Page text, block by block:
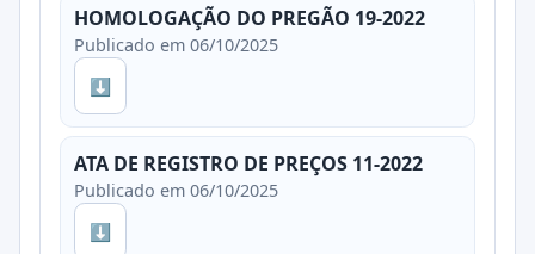
HOMOLOGAÇÃO DO PREGÃO 19-2022
Publicado em 06/10/2025
⬇
ATA DE REGISTRO DE PREÇOS 11-2022
Publicado em 06/10/2025
⬇